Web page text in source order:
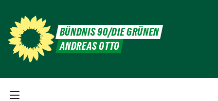
BÜNDNIS 90/DIE GRÜNEN
ANDREAS OTTO